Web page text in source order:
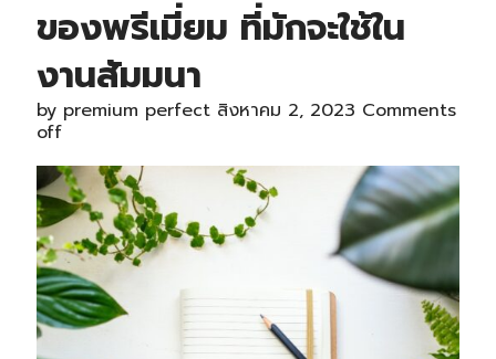
ของพรีเมี่ยม ที่มักจะใช้ใน
งานสัมมนา
by premium perfect สิงหาคม 2, 2023 Comments
off